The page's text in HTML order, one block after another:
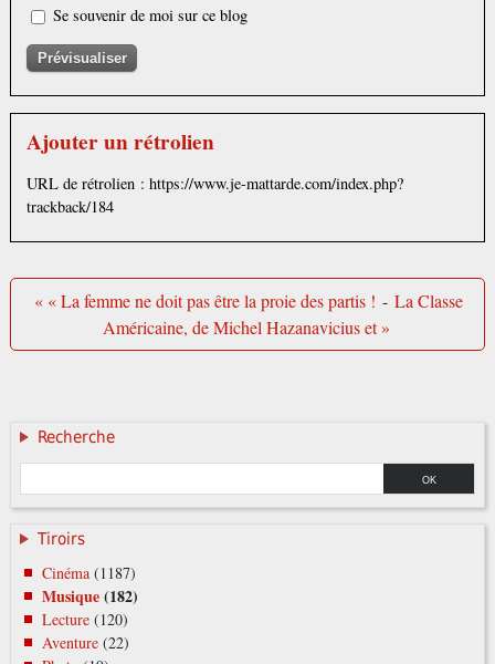
Se souvenir de moi sur ce blog
Ajouter un rétrolien
URL de rétrolien : https://www.je-mattarde.com/index.php?
trackback/184
« « La femme ne doit pas être la proie des partis ! - La Classe
Américaine, de Michel Hazanavicius et »
Recherche
Tiroirs
Cinéma (1187)
Musique(182)
Lecture (120)
Aventure (22)